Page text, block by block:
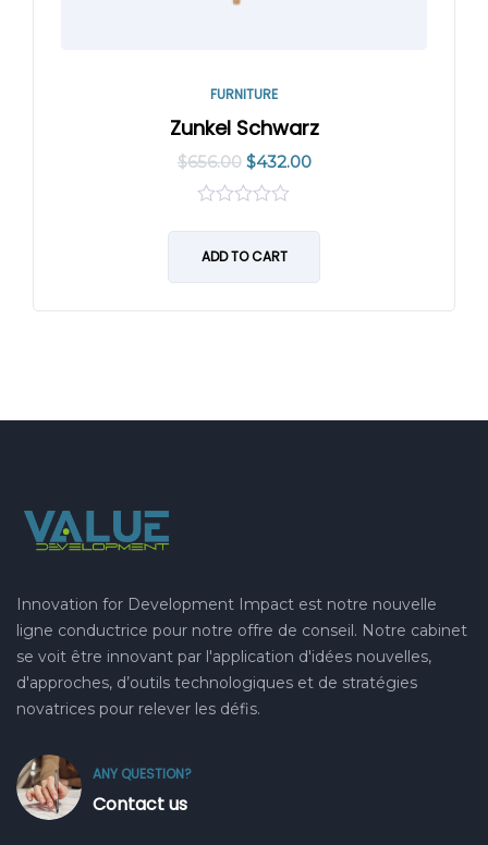
FURNITURE
Zunkel Schwarz
$656.00 $432.00
of
ADD TO CART
Innovation for Development Impact est notre nouvelle
ligne conductrice pour notre offre de conseil. Notre cabinet
se voit être innovant par l'application d'idées nouvelles,
d'approches, d’outils technologiques et de stratégies
novatrices pour relever les défis.
ANY QUESTION?
Contact us